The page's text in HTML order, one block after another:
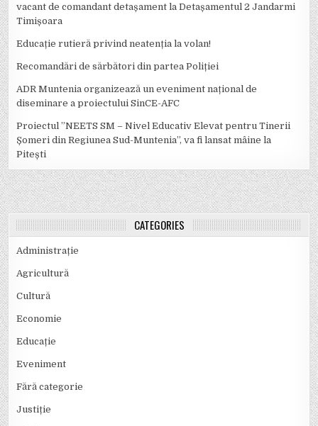
vacant de comandant detașament la Detașamentul 2 Jandarmi
Timișoara
Educație rutieră privind neatenția la volan!
Recomandări de sărbători din partea Poliției
ADR Muntenia organizează un eveniment național de
diseminare a proiectului SinCE-AFC
Proiectul ”NEETS SM – Nivel Educativ Elevat pentru Tinerii
Șomeri din Regiunea Sud-Muntenia”, va fi lansat mâine la
Pitești
CATEGORIES
Administrație
Agricultură
Cultură
Economie
Educație
Eveniment
Fără categorie
Justiție